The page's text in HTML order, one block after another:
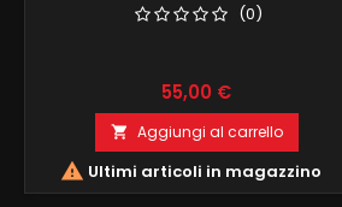
(0)
Prezzo
55,00 €
 Aggiungi al carrello
 Ultimi articoli in magazzino